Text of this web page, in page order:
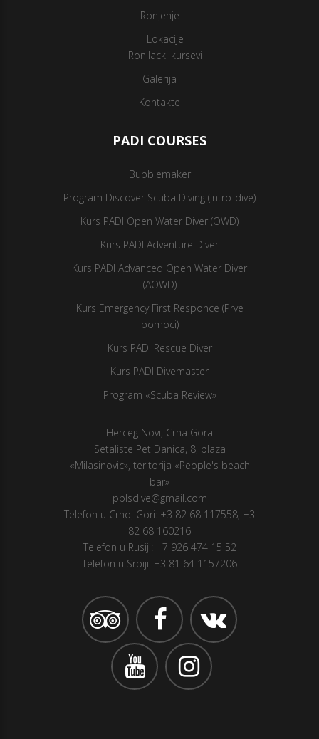
Ronjenje
Lokacije
Ronilacki kursevi
Galerija
Kontakte
PADI COURSES
Bubblemaker
Program Discover Scuba Diving (intro-dive)
Kurs PADI Open Water Diver (OWD)
Kurs PADI Adventure Diver
Kurs PADI Advanced Open Water Diver
(AOWD)
Kurs Emergency First Responce (Prve
pomoci)
Kurs PADI Rescue Diver
Kurs PADI Divemaster
Program «Scuba Review»
Herceg Novi, Crna Gora
Setaliste Pet Danica, 8, plaza
«Milasinovic», teritorija «People's beach
bar»
pplsdive@gmail.com
Telefon u Crnoj Gori: +3 82 68 117558; +3
82 68 160216
Telefon u Rusiji: +7 926 474 15 52
Telefon u Srbiji: +3 81 64 1157206